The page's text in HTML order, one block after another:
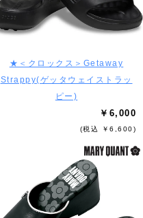
★＜クロックス＞Getaway
Strappy(ゲッタウェイストラッ
ピー)
￥6,000
(税込 ￥6,600)